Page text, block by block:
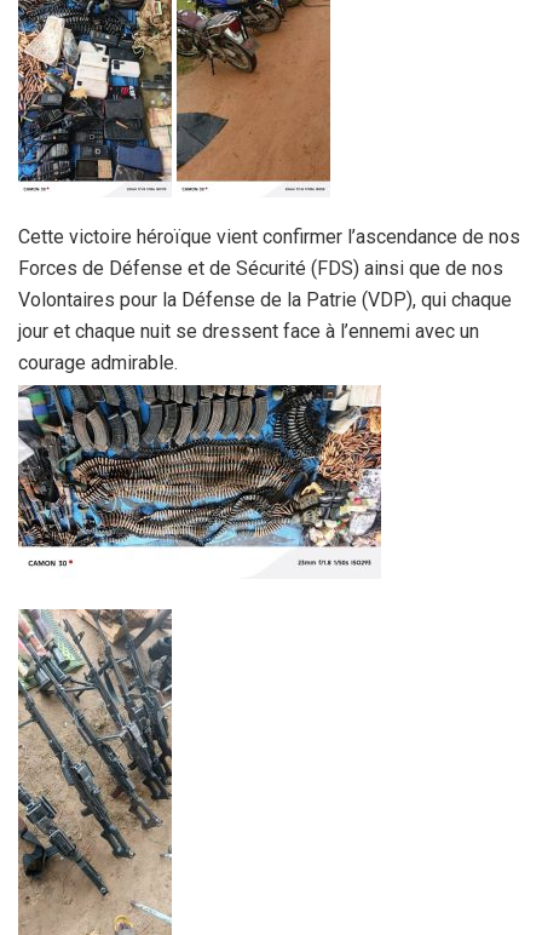
Cette victoire héroïque vient confirmer l’ascendance de nos
Forces de Défense et de Sécurité (FDS) ainsi que de nos
Volontaires pour la Défense de la Patrie (VDP), qui chaque
jour et chaque nuit se dressent face à l’ennemi avec un
courage admirable.